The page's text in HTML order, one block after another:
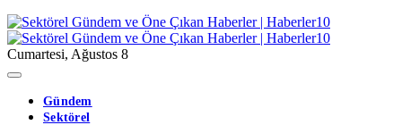
Cumartesi, Ağustos 8
Gündem
Sektörel